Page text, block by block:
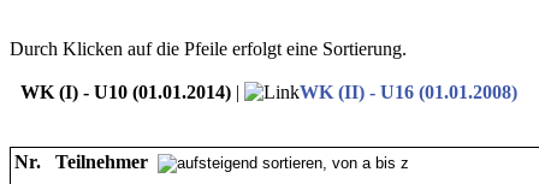
Durch Klicken auf die Pfeile erfolgt eine Sortierung.
WK (I) - U10 (01.01.2014) | WK (II) - U16 (01.01.2008)
Nr. Teilnehmer